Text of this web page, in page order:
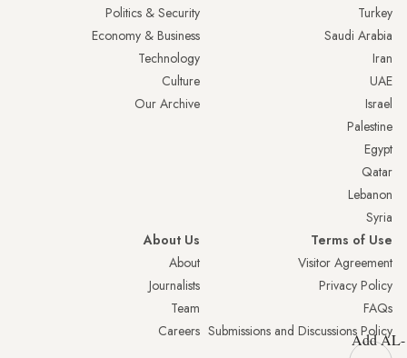
Turkey
Saudi Arabia
Iran
UAE
Israel
Palestine
Egypt
Qatar
Lebanon
Syria
Politics & Security
Economy & Business
Technology
Culture
Our Archive
Terms of Use
Visitor Agreement
Privacy Policy
FAQs
Submissions and Discussions Policy
About Us
About
Journalists
Team
Careers
Add AL-